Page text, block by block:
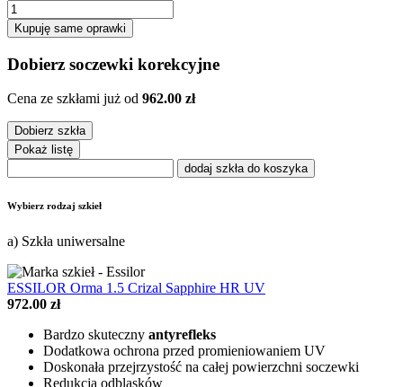
Kupuję same oprawki
Dobierz soczewki korekcyjne
Cena ze szkłami już od 962.00 zł
Dobierz szkła
Pokaż listę
dodaj szkła do koszyka
Wybierz rodzaj szkieł
a) Szkła uniwersalne
ESSILOR Orma 1.5 Crizal Sapphire HR UV
972.00 zł
Bardzo skuteczny antyrefleks
Dodatkowa ochrona przed promieniowaniem UV
Doskonała przejrzystość na całej powierzchni soczewki
Redukcja odblasków